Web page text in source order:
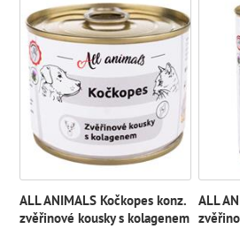
ALL ANIMALS Kočkopes konz.
zvěřinové kousky s kolagenem
ALL